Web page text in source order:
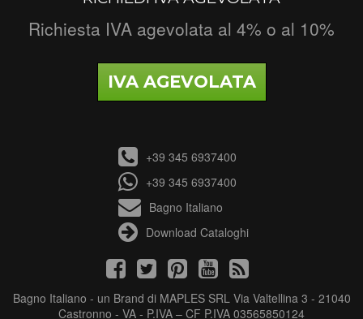
Richiesta IVA agevolata al 4% o al 10%
IVA AGEVOLATA
+39 345 6937400
+39 345 6937400
Bagno Italiano
Download Cataloghi
Bagno Italiano - un Brand di MAPLES SRL Via Valtellina 3 - 21040
Castronno - VA - P.IVA – CF P.IVA 03565850124